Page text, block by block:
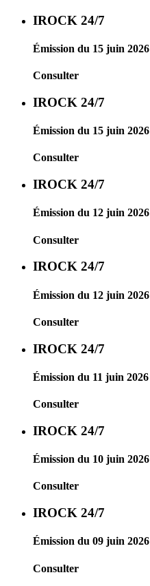
IROCK 24/7
Émission du 15 juin 2026
Consulter
IROCK 24/7
Émission du 15 juin 2026
Consulter
IROCK 24/7
Émission du 12 juin 2026
Consulter
IROCK 24/7
Émission du 12 juin 2026
Consulter
IROCK 24/7
Émission du 11 juin 2026
Consulter
IROCK 24/7
Émission du 10 juin 2026
Consulter
IROCK 24/7
Émission du 09 juin 2026
Consulter